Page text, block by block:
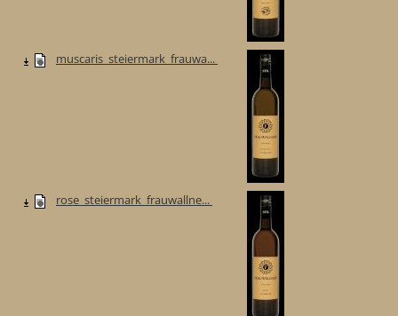
muscaris_steiermark_frauwa...
rose_steiermark_frauwallne...